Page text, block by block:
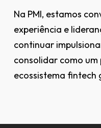
Na PMI, estamos
experiência e
continuar
consolidar como
ecossistema fintech